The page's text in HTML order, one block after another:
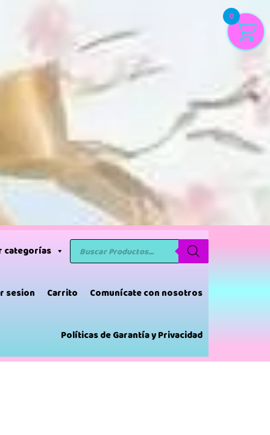
categorías
sesion Carrito Comunícate con nosotros
Políticas de Garantía y Privacidad
0